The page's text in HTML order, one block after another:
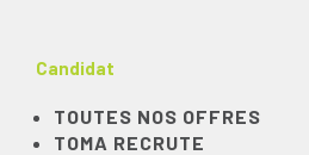
Candidat
TOUTES NOS OFFRES
TOMA RECRUTE